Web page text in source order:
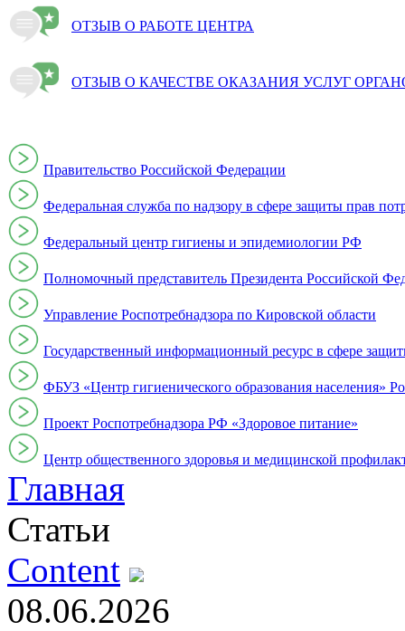
ОТЗЫВ О РАБОТЕ ЦЕНТРА
ОТЗЫВ О КАЧЕСТВЕ ОКАЗАНИЯ УСЛУГ
Правительство Российской Федерации
Федеральная служба по надзору в сфере защиты прав
Федеральный центр гигиены и эпидемиологии РФ
Полномочный представитель Президента Российской
Управление Роспотребнадзора по Кировской области
Государственный информационный ресурс в сфере
ФБУЗ «Центр гигиенического образования населения»
Проект Роспотребнадзора РФ «Здоровое питание»
Центр общественного здоровья и медицинской
Главная
Статьи
Content
08.06.2026